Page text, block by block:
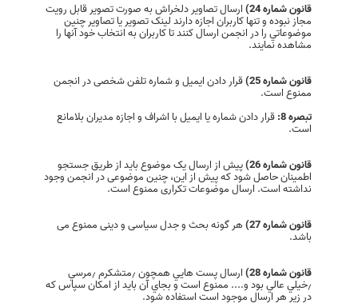
قانون شماره 24) ارسال تصاوير دلخراش به صورت تصوير قابل رويت
مجاز نبوده و تنها کاربران اجازه دارند لينک تصوير يا تصاوير چنين
موضوعاتي را در انجمن ارسال کنند تا کاربران به انتخاب خود آنها را
مشاهده نمايند.
قانون شماره 25) قرار دادن ايميل و ‌شماره تلفن شخصی در انجمن
ممنوع است.
تبصره 8:
قرار دادن شماره یا ایمیل با اشراف و اجازه مدیران بلامانع
است.
قانون شماره 26) پیش از ارسال یک موضوع باید از طریق جستجو
اطمینان حاصل شود که پیش از این، چنین موضوعی در انجمن وجود
نداشته است. ارسال موضوعات تکراری ممنوع است.
قانون شماره 27) هر گونه بحث و جدل سیاسی و دینی ممنوع می
باشد.
قانون شماره 28) ارسال پست هايي همچون ٫‌متشكرم ٫‌مرسي
٫‌خيلي عالي بود و.... ممنوع است و بجاي آن باید از امکان سپاس که
در زیر هر ارسال موجود است استفاده شود.